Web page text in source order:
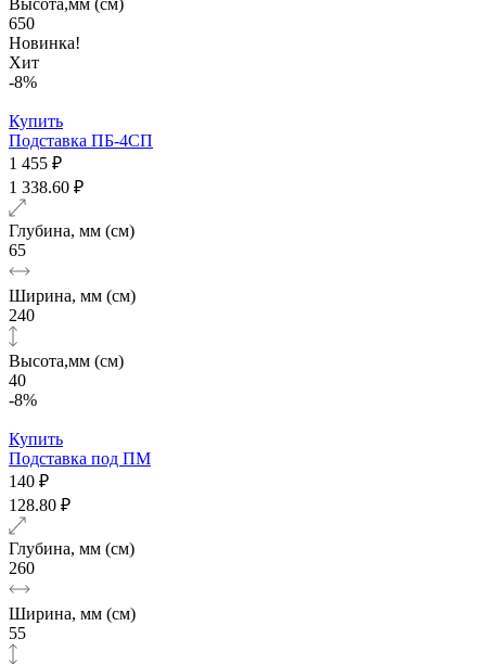
650
Новинка!
Хит
-8%
Купить
Подставка ПБ-4СП
1 455 ₽
1 338.60 ₽
Глубина, мм (см)
65
Ширина, мм (см)
240
Высота,мм (см)
40
-8%
Купить
Подставка под ПМ
140 ₽
128.80 ₽
Глубина, мм (см)
260
Ширина, мм (см)
55